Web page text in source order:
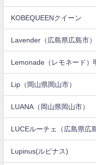
KOBEQUEENクイーン
Lavender（広島県広島市）
Lemonade（レモネード）
Lip（岡山県岡山市）
LUANA（岡山県岡山市）
LUCEルーチェ（広島県広
Lupinus(ルピナス)